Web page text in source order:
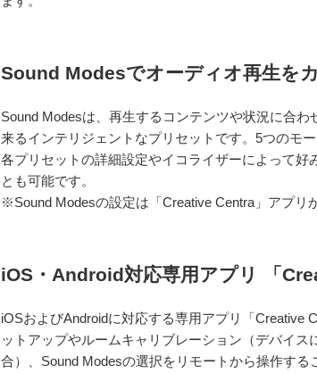
Sound Modesでオーディオ再生を
Sound Modesは、再生するコンテンツや状況に合わ
来るインテリジェントなプリセットです。5つのモ
各プリセットの詳細設定やイコライザーによって好
とも可能です。
※Sound Modesの設定は「Creative Centra」アプリ
iOS・Android対応専用アプリ 「
iOSおよびAndroidに対応する専用アプリ「Creative
ットアップやルームキャリブレーション（デバイス
合）、Sound Modesの選択をリモートから操作する